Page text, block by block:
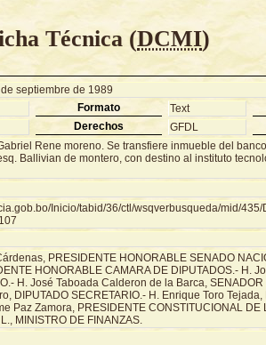
Técnica (DCMI)
septiembre de 1989
Formato Text
Derechos GFDL
Rene moreno. Se transfiere inmueble del
Ballivian de montero, con destino al instituto
Inicio/tabid/36/ctl/wsqverbusqueda/mid/435/
PRESIDENTE HONORABLE SENADO
HONORABLE CAMARA DE DIPUTADOS.- H.
H. José Taboada Calderon de la Barca,
DIPUTADO SECRETARIO.- H. Enrique Toro Tejada,
Paz Zamora, PRESIDENTE CONSTITUCIONAL DE
MINISTRO DE FINANZAS.